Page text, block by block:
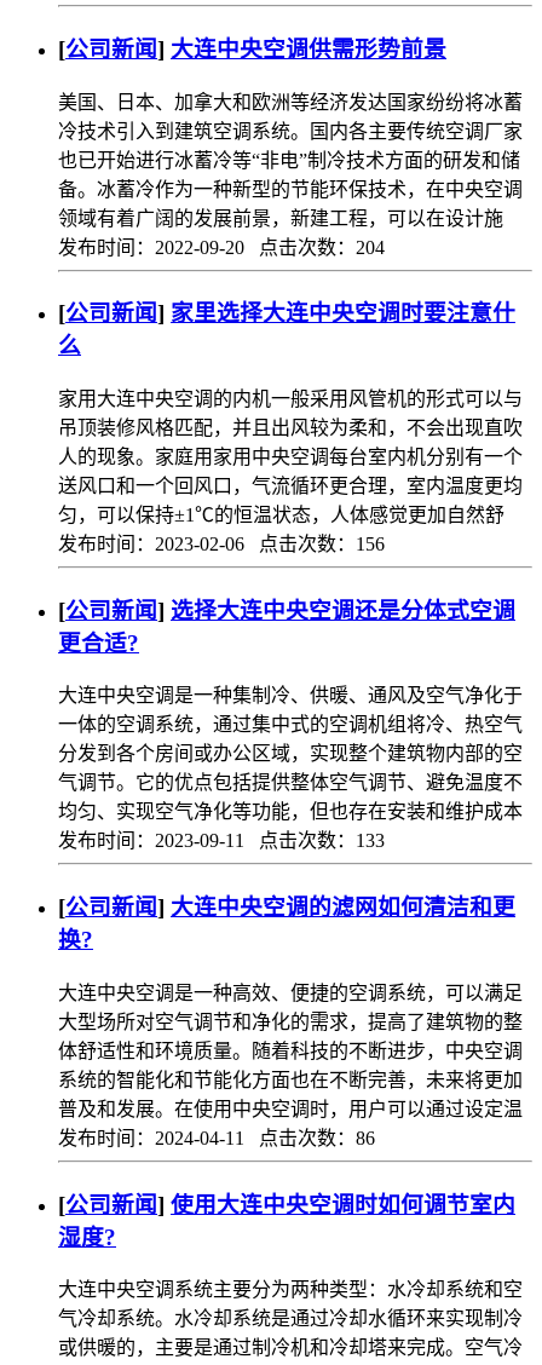
[公司新闻] 大连中央空调供需形势前景
美国、日本、加拿大和欧洲等经济发达国家纷纷将冰蓄
冷技术引入到建筑空调系统。国内各主要传统空调厂家
也已开始进行冰蓄冷等“非电”制冷技术方面的研发和储
备。冰蓄冷作为一种新型的节能环保技术，在中央空调
领域有着广阔的发展前景，新建工程，可以在设计施
发布时间：2022-09-20 点击次数：204
[公司新闻] 家里选择大连中央空调时要注意什
么
家用大连中央空调的内机一般采用风管机的形式可以与
吊顶装修风格匹配，并且出风较为柔和，不会出现直吹
人的现象。家庭用家用中央空调每台室内机分别有一个
送风口和一个回风口，气流循环更合理，室内温度更均
匀，可以保持±1℃的恒温状态，人体感觉更加自然舒
发布时间：2023-02-06 点击次数：156
[公司新闻] 选择大连中央空调还是分体式空调
更合适?
大连中央空调是一种集制冷、供暖、通风及空气净化于
一体的空调系统，通过集中式的空调机组将冷、热空气
分发到各个房间或办公区域，实现整个建筑物内部的空
气调节。它的优点包括提供整体空气调节、避免温度不
均匀、实现空气净化等功能，但也存在安装和维护成本
发布时间：2023-09-11 点击次数：133
[公司新闻] 大连中央空调的滤网如何清洁和更
换?
大连中央空调是一种高效、便捷的空调系统，可以满足
大型场所对空气调节和净化的需求，提高了建筑物的整
体舒适性和环境质量。随着科技的不断进步，中央空调
系统的智能化和节能化方面也在不断完善，未来将更加
普及和发展。在使用中央空调时，用户可以通过设定温
发布时间：2024-04-11 点击次数：86
[公司新闻] 使用大连中央空调时如何调节室内
湿度?
大连中央空调系统主要分为两种类型：水冷却系统和空
气冷却系统。水冷却系统是通过冷却水循环来实现制冷
或供暖的，主要是通过制冷机和冷却塔来完成。空气冷